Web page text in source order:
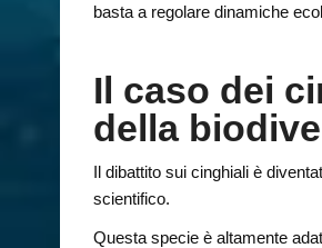
basta a regolare dinamiche
Il caso dei
della
Il dibattito sui cinghiali è
scientifico.
Questa specie è altamente